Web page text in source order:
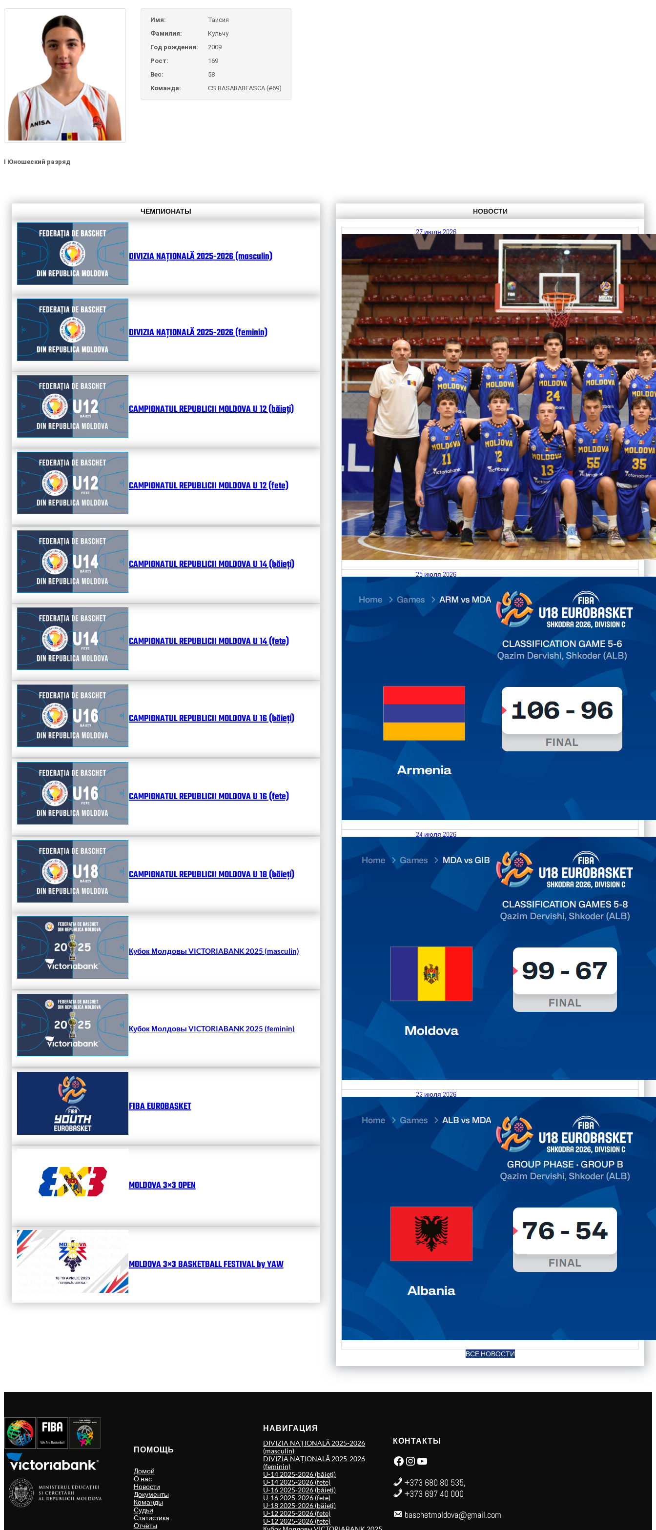
Имя:
Таисия
Фамилия:
Кульчу
Год рождения:
2009
Рост:
169
Вес:
58
Команда:
CS BASARABEASCA (#69)
I Юношеский разряд
ЧЕМПИОНАТЫ
DIVIZIA NAȚIONALĂ 2025-2026 (masculin)
DIVIZIA NAȚIONALĂ 2025-2026 (feminin)
CAMPIONATUL REPUBLICII MOLDOVA U 12 (băieți)
CAMPIONATUL REPUBLICII MOLDOVA U 12 (fete)
CAMPIONATUL REPUBLICII MOLDOVA U 14 (băieți)
CAMPIONATUL REPUBLICII MOLDOVA U 14 (fete)
CAMPIONATUL REPUBLICII MOLDOVA U 16 (băieți)
CAMPIONATUL REPUBLICII MOLDOVA U 16 (fete)
CAMPIONATUL REPUBLICII MOLDOVA U 18 (băieți)
Кубок Молдовы VICTORIABANK 2025 (masculin)
Кубок Молдовы VICTORIABANK 2025 (feminin)
FIBA EUROBASKET
MOLDOVA 3×3 OPEN
MOLDOVA 3×3 BASKETBALL FESTIVAL by YAW
НОВОСТИ
27 июля 2026
Итоги FIBA U18 EuroBasket 2026, Division C
КалендарьТаблица Выберите Обзор Статистика Матч сыгран 0
Читать далее
25 июля 2026
26.07.2026 Armenia vs Moldova FIBA U18 EuroBasket 2026,
Division C
КалендарьТаблица Выберите Обзор Статистика Матч сыгран 0
Читать далее
24 июля 2026
25.07.2026 Moldova vs Gibraltar FIBA U18 EuroBasket 2026,
Division C
КалендарьТаблица Выберите Обзор Статистика Матч сыгран 0
Читать далее
22 июля 2026
23.07.2026 Albania vs Moldova FIBA U18 EuroBasket 2026,
Division C
КалендарьТаблица Выберите Обзор Статистика Матч сыгран 0
Читать далее
ВСЕ НОВОСТИ
ПОМОЩЬ
Домой
О нас
Новости
Документы
Команды
Судьи
Статистика
Отчёты
НАВИГАЦИЯ
DIVIZIA NAȚIONALĂ 2025-2026
(masculin)
DIVIZIA NAȚIONALĂ 2025-2026
(feminin)
U-14 2025-2026 (băieți)
U-14 2025-2026 (fete)
U-16 2025-2026 (băieți)
U-16 2025-2026 (fete)
U-18 2025-2026 (băieți)
U-12 2025-2026 (fete)
U-12 2025-2026 (fete)
КОНТАКТЫ
Facebook Instagram YouTube
+373 680 80 535,
+373 697 40 000
baschetmoldova@gmail.com